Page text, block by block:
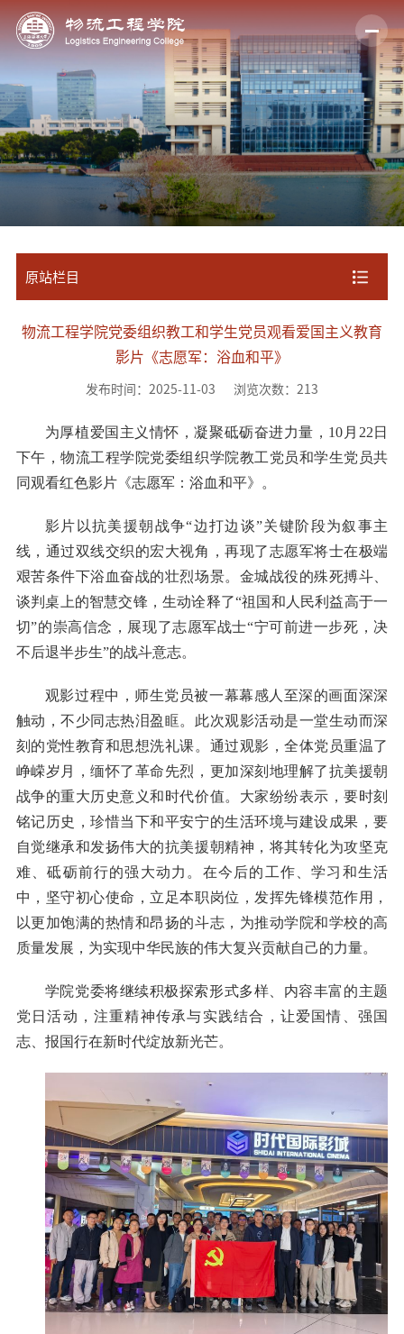
原站栏目
物流工程学院党委组织教工和学生党员观看爱国主义教育
影片《志愿军：浴血和平》
发布时间：2025-11-03 浏览次数：213
为厚植爱国主义情怀，凝聚砥砺奋进力量， 10月22日
下午，物流工程学院党委组织学院教工党员和学生党员共
同观看红色影片《志愿军：浴血和平》。
影片以抗美援朝战争“边打边谈”关键阶段为叙事主
线，通过双线交织的宏大视角，再现了志愿军将士在极端
艰苦条件下浴血奋战的壮烈场景。金城战役的殊死搏斗、
谈判桌上的智慧交锋，生动诠释了“祖国和人民利益高于一
切”的崇高信念，展现了志愿军战士“宁可前进一步死，决
不后退半步生”的战斗意志。
观影过程中，师生党员被一幕幕感人至深的画面深深
触动，不少同志热泪盈眶。此次观影活动是一堂生动而深
刻的党性教育和思想洗礼课。通过观影，全体党员重温了
峥嵘岁月，缅怀了革命先烈，更加深刻地理解了抗美援朝
战争的重大历史意义和时代价值。大家纷纷表示，要时刻
铭记历史，珍惜当下和平安宁的生活环境与建设成果 ，要
自觉继承和发扬伟大的抗美援朝精神，将其转化为攻坚克
难、砥砺前行的强大动力 。 在今后的工作、学习和生活
中，坚守初心使命，立足本职岗位，发挥先锋模范作用，
以更加饱满的热情和昂扬的斗志，为推动学院和学校的高
质量发展，为实现中华民族的伟大复兴贡献自己的力量。
学院党委将继续积极探索形式多样、内容丰富的主题
党日活动，注重精神传承与实践结合，让爱国情、强国
志、报国行在新时代绽放新光芒。